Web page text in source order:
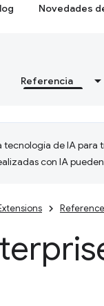
Novedades
Referencia
tecnología de IA para
con IA
Reference